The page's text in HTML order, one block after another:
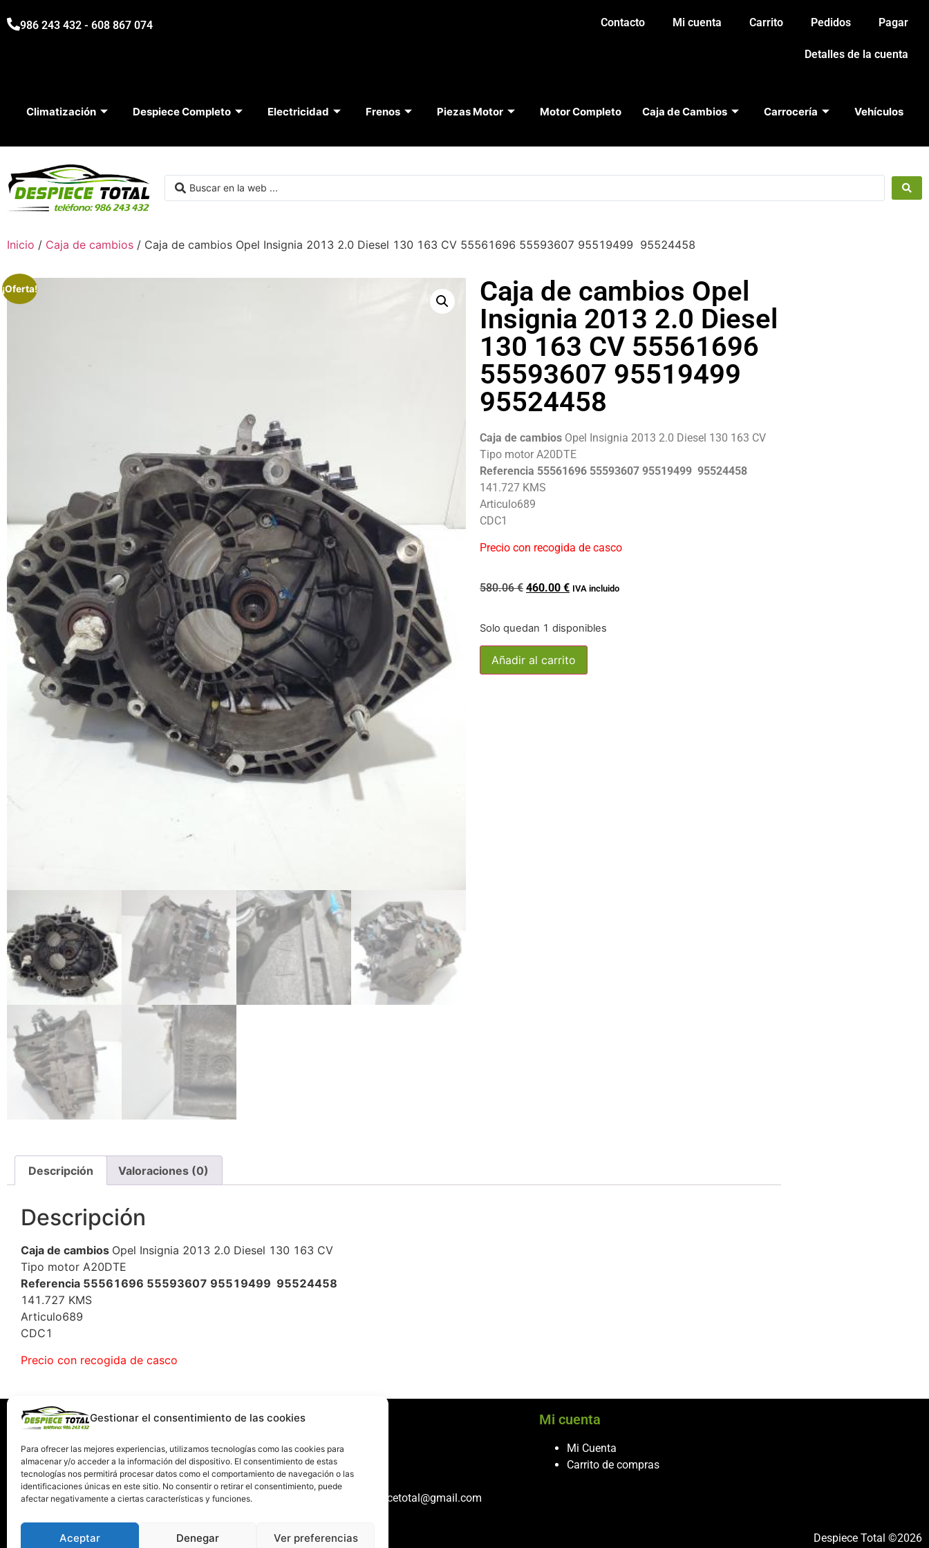
Gestionar el consentimiento de las cookies
Para ofrecer las mejores experiencias, utilizamos tecnologías como las cookies para
almacenar y/o acceder a la información del dispositivo. El consentimiento de estas
tecnologías nos permitirá procesar datos como el comportamiento de navegación o las
identificaciones únicas en este sitio. No consentir o retirar el consentimiento, puede
afectar negativamente a ciertas características y funciones.
Aceptar Denegar Ver preferencias
986 243 432 - 608 867 074 Contacto Mi cuenta Carrito Pedidos Pagar
Detalles de la cuenta
Climatización Despiece Completo Electricidad Frenos Piezas Motor Motor Completo Caja de Cambios Carrocería Vehículos
Inicio / Caja de cambios / Caja de cambios Opel Insignia 2013 2.0 Diesel 130 163 CV 55561696 55593607 95519499 95524458
¡Oferta!
Caja de cambios Opel
Insignia 2013 2.0 Diesel
130 163 CV 55561696
55593607 95519499
95524458
Caja de cambios Opel Insignia 2013 2.0 Diesel 130 163 CV
Tipo motor A20DTE
Referencia 55561696 55593607 95519499 95524458
141.727 KMS
Articulo689
CDC1
Precio con recogida de casco
580.06€ 460.00 € IVA incluido
Solo quedan 1 disponibles
Añadir al carrito
Descripción Valoraciones (0)
Descripción
Caja de cambios Opel Insignia 2013 2.0 Diesel 130 163 CV
Tipo motor A20DTE
Referencia 55561696 55593607 95519499 95524458
141.727 KMS
Articulo689
CDC1
Precio con recogida de casco
Información
Quiénes somos
Condiciones de devolución y garantía
Política de Privacidad
Términos y Condiciones de Uso
Servicio al cliente
Contacto
986 243 432
608 867 074
recambiosdespiecetotal@gmail.com
Mi cuenta
Mi Cuenta
Carrito de compras
Despiece Total ©2026